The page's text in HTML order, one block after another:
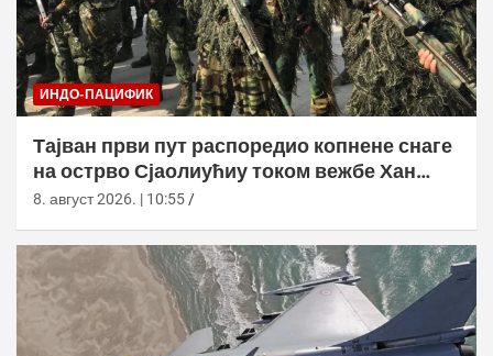
ИНДО-ПАЦИФИК
Тајван први пут распоредио копнене снаге
на острво Сјаолиућиу током вежбе Хан
Куанг 42
8. август 2026. | 10:55